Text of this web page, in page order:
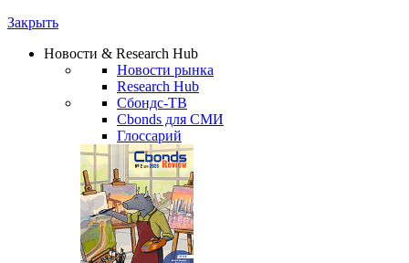
Закрыть
Новости & Research Hub
Новости рынка
Research Hub
Сбондс-ТВ
Cbonds для СМИ
Глоссарий